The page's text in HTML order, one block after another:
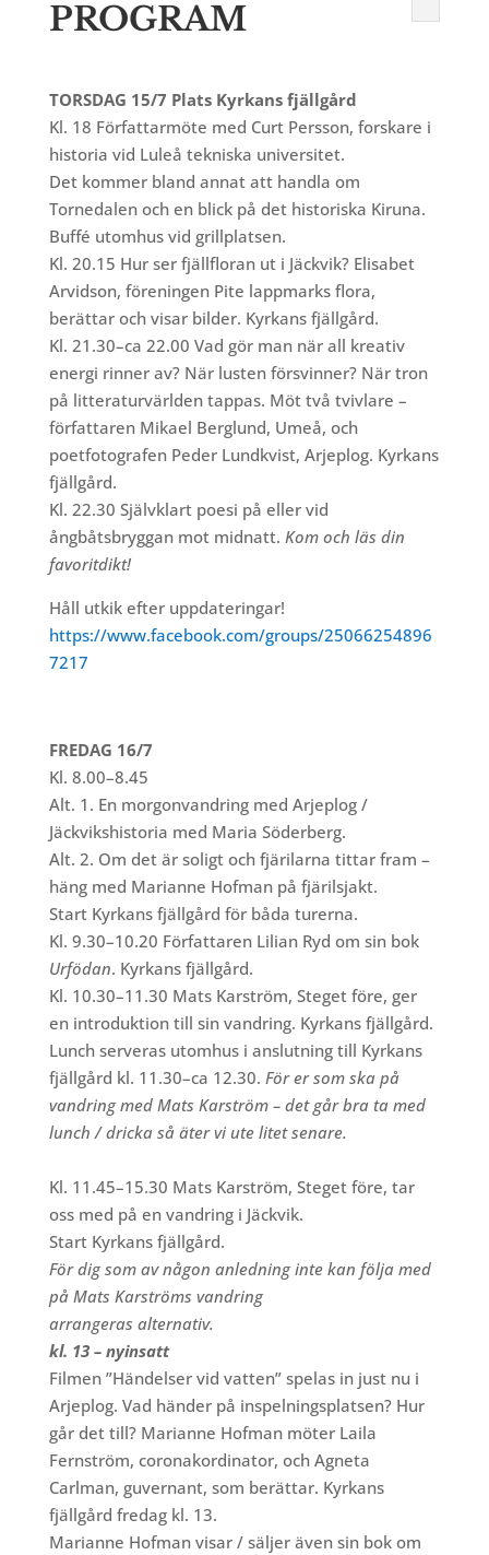
PROGRAM
TORSDAG 15/7 Plats Kyrkans fjällgård
Kl. 18 Författarmöte med Curt Persson, forskare i
historia vid Luleå tekniska universitet.
Det kommer bland annat att handla om
Tornedalen och en blick på det historiska Kiruna.
Buffé utomhus vid grillplatsen.
Kl. 20.15 Hur ser fjällfloran ut i Jäckvik? Elisabet
Arvidson, föreningen Pite lappmarks flora,
berättar och visar bilder. Kyrkans fjällgård.
Kl. 21.30–ca 22.00 Vad gör man när all kreativ
energi rinner av? När lusten försvinner? När tron
på litteraturvärlden tappas. Möt två tvivlare –
författaren Mikael Berglund, Umeå, och
poetfotografen Peder Lundkvist, Arjeplog. Kyrkans
fjällgård.
Kl. 22.30 Självklart poesi på eller vid
ångbåtsbryggan mot midnatt. Kom och läs din
favoritdikt!
Håll utkik efter uppdateringar!
https://www.facebook.com/groups/25066254896
7217
FREDAG 16/7
Kl. 8.00–8.45
Alt. 1. En morgonvandring med Arjeplog /
Jäckvikshistoria med Maria Söderberg.
Alt. 2. Om det är soligt och fjärilarna tittar fram –
häng med Marianne Hofman på fjärilsjakt.
Start Kyrkans fjällgård för båda turerna.
Kl. 9.30–10.20 Författaren Lilian Ryd om sin bok
Urfödan. Kyrkans fjällgård.
Kl. 10.30–11.30 Mats Karström, Steget före, ger
en introduktion till sin vandring. Kyrkans fjällgård.
Lunch serveras utomhus i anslutning till Kyrkans
fjällgård kl. 11.30–ca 12.30. För er som ska på
vandring med Mats Karström – det går bra ta med
lunch / dricka så äter vi ute litet senare.
Kl. 11.45–15.30 Mats Karström, Steget före, tar
oss med på en vandring i Jäckvik.
Start Kyrkans fjällgård.
För dig som av någon anledning inte kan följa med
på Mats Karströms vandring
arrangeras alternativ.
kl. 13 – nyinsatt
Filmen ”Händelser vid vatten” spelas in just nu i
Arjeplog. Vad händer på inspelningsplatsen? Hur
går det till? Marianne Hofman möter Laila
Fernström, coronakordinator, och Agneta
Carlman, guvernant, som berättar. Kyrkans
fjällgård fredag kl. 13.
Marianne Hofman visar / säljer även sin bok om